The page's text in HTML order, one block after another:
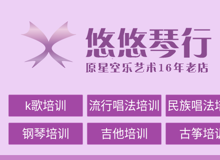
k歌培训 流行唱法培训 民族唱法
钢琴培训 吉他培训 古筝培